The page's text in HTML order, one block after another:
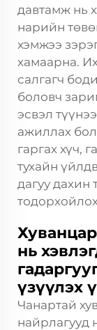
давтамж нь
нарийн
хэмжээ
хамаарна.
салгагч
боловч
эсвэл
ажиллах
гаргах хүч,
тухайн
дагуу дахин
нь
үзүүлэх
Чанартай
найрлагууд